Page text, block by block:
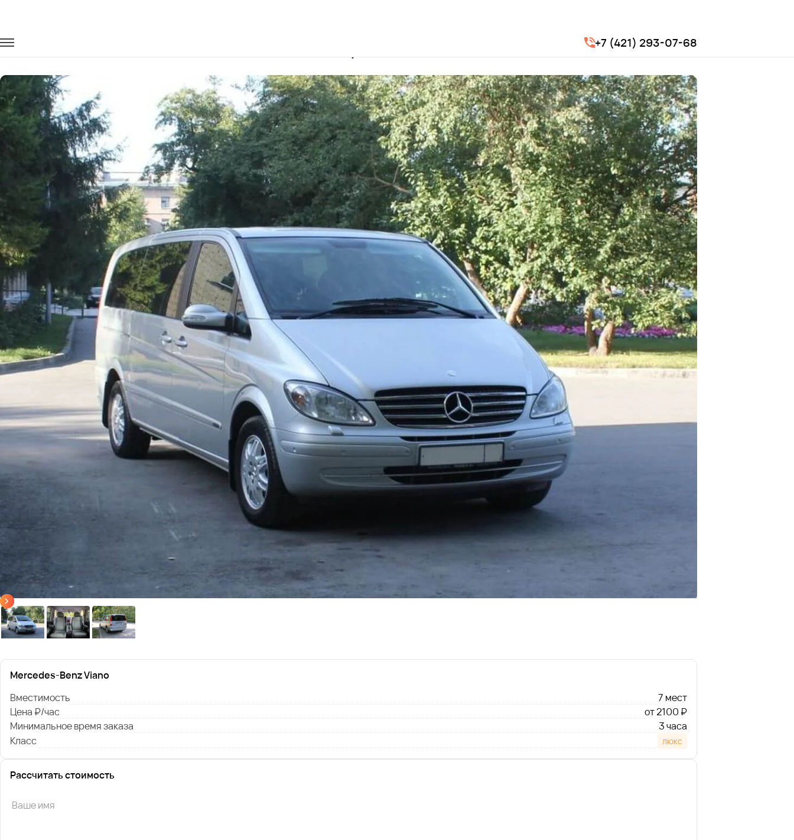
+7 (421) 293-07-68
Заказать Mercedes-Benz Viano с водителем в Хабаровске
Mercedes-Benz Viano
Вместимость
7 мест
Цена ₽/час
от 2100 ₽
Минимальное время заказа
3 часа
Класс
люкс
Рассчитать стоимость